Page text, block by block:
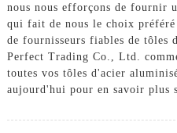
nous nous efforçons de fournir
qui fait de nous le choix préféré
de fournisseurs fiables de tôles
Perfect Trading Co., Ltd.
toutes vos tôles d'acier
aujourd'hui pour en savoir plus